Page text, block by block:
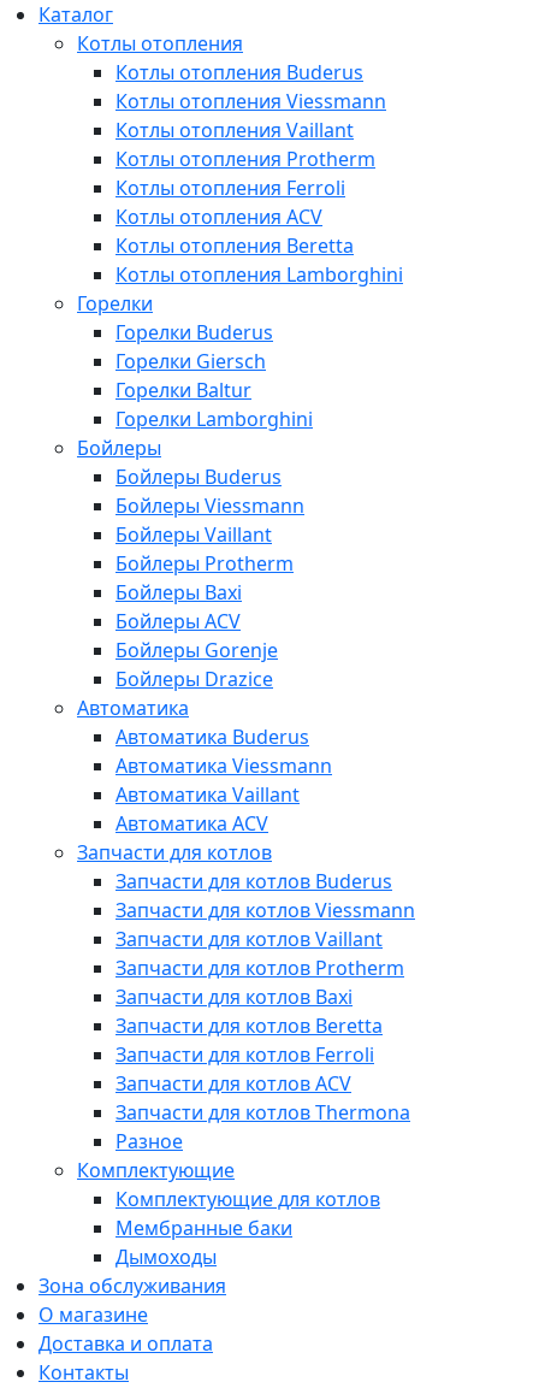
Каталог
Котлы отопления
Котлы отопления Buderus
Котлы отопления Viessmann
Котлы отопления Vaillant
Котлы отопления Protherm
Котлы отопления Ferroli
Котлы отопления ACV
Котлы отопления Beretta
Котлы отопления Lamborghini
Горелки
Горелки Buderus
Горелки Giersch
Горелки Baltur
Горелки Lamborghini
Бойлеры
Бойлеры Buderus
Бойлеры Viessmann
Бойлеры Vaillant
Бойлеры Protherm
Бойлеры Baxi
Бойлеры ACV
Бойлеры Gorenje
Бойлеры Drazice
Автоматика
Автоматика Buderus
Автоматика Viessmann
Автоматика Vaillant
Автоматика ACV
Запчасти для котлов
Запчасти для котлов Buderus
Запчасти для котлов Viessmann
Запчасти для котлов Vaillant
Запчасти для котлов Protherm
Запчасти для котлов Baxi
Запчасти для котлов Beretta
Запчасти для котлов Ferroli
Запчасти для котлов ACV
Запчасти для котлов Thermona
Разное
Комплектующие
Комплектующие для котлов
Мембранные баки
Дымоходы
Зона обслуживания
О магазине
Доставка и оплата
Контакты